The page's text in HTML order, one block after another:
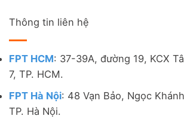
Thông tin liên hệ
FPT HCM: 37-39A, đường 19, KCX
7, TP. HCM.
FPT Hà Nội: 48 Vạn Bảo, Ngọc
TP. Hà Nội.